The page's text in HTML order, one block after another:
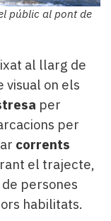
públic al pont de
al llarg de
visual on els
per
per
corrents
el trajecte,
persones
habilitats.